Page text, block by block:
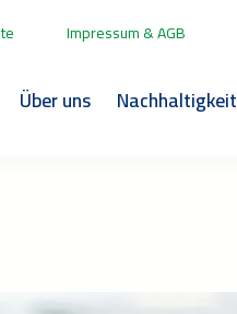
Impressum & AGB
Über uns Nachhaltigkeit